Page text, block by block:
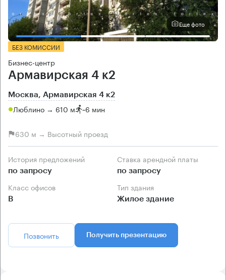
Еще фото
БЕЗ КОМИССИИ
Бизнес-центр
Армавирская 4 к2
Москва, Армавирская 4 к2
Люблино → 610 м ~6 мин
630 м → Высотный проезд
История предложений
по запросу
Ставка арендной платы
по запросу
Класс офисов
B
Тип здания
Жилое здание
Позвонить Получить презентацию